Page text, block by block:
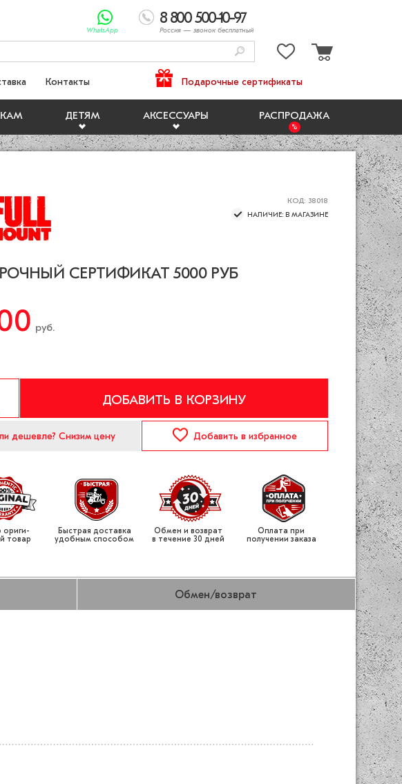
8 800 500-10-97
Россия — звонок бесплатный
WhatsApp
ДЕТЯМ АКСЕССУАРЫ РАСПРОДАЖА
Контакты Подарочные сертификаты
КОД: 38018
НАЛИЧИЕ: В МАГАЗИНЕ
СЕРТИФИКАТ 5000 РУБ
руб.
ДОБАВИТЬ В КОРЗИНУ
дешевле? Снизим цену Добавить в избранное
ориги­
товар
Быстрая доставка
удобным способом
Обмен и возврат
в течение 30 дней
Оплата при
получении заказа
Обмен/возврат